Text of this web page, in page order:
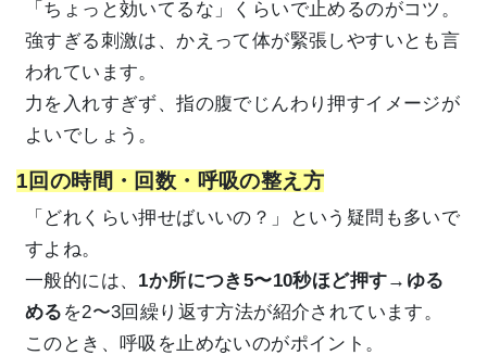
「ちょっと効いてるな」くらいで止めるのがコツ。
強すぎる刺激は、かえって体が緊張しやすいとも言
われています。
力を入れすぎず、指の腹でじんわり押すイメージが
よいでしょう。
1回の時間・回数・呼吸の整え方
「どれくらい押せばいいの？」という疑問も多いで
すよね。
一般的には、 1か所につき5〜10秒ほど押す→ゆる
める を2〜3回繰り返す方法が紹介されています。
このとき、呼吸を止めないのがポイント。